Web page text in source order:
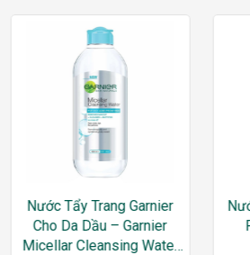
Nước Tẩy Trang Garnier
Cho Da Dầu – Garnier
Micellar Cleansing Water